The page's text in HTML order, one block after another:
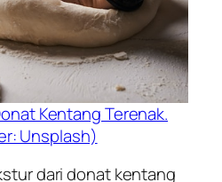
Kentang Terenak.
Unsplash)
dari donat kentang